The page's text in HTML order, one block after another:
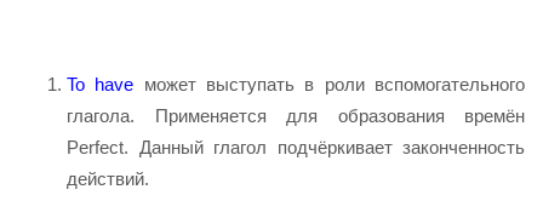
To have может выступать в роли вспомогательного
глагола. Применяется для образования времён
Perfect. Данный глагол подчёркивает законченность
действий.